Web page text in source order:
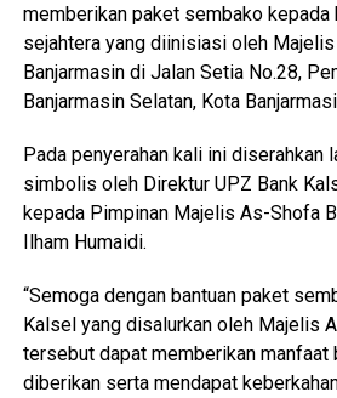
memberikan paket sembako kepada
sejahtera yang diinisiasi oleh
Banjarmasin di Jalan Setia No.28,
Banjarmasin Selatan, Kota
Pada penyerahan kali ini diserahkan
simbolis oleh Direktur UPZ Bank
kepada Pimpinan Majelis As-Shofa
Ilham Humaidi.
“Semoga dengan bantuan paket
Kalsel yang disalurkan oleh Majelis
tersebut dapat memberikan manfaat
diberikan serta mendapat